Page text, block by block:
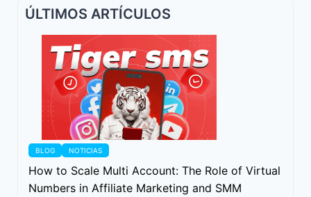
ÚLTIMOS ARTÍCULOS
BLOG NOTICIAS
How to Scale Multi Account: The Role of Virtual
Numbers in Affiliate Marketing and SMM